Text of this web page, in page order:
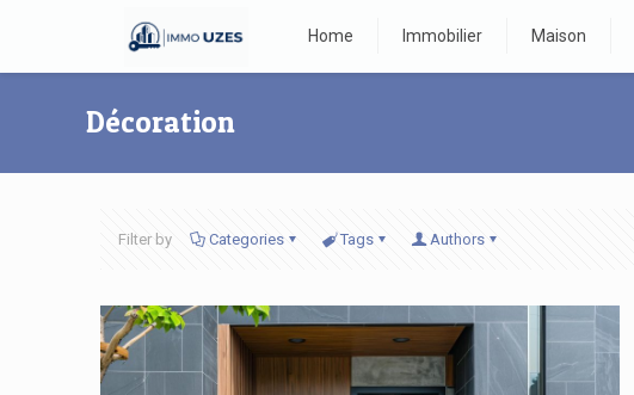
Home Immobilier Maison
Décoration
Filter by Categories Tags Authors